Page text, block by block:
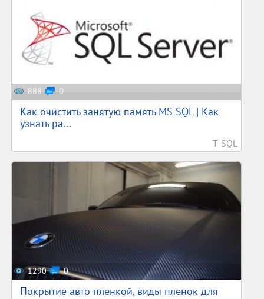
888 0
Как очистить занятую память MS SQL | Как
узнать ра...
T-SQL
1290 0
Покрытие авто пленкой, виды пленок для